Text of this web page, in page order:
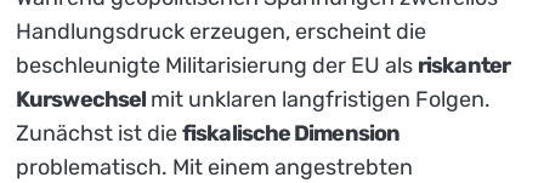
Handlungsdruck erzeugen, erscheint die
beschleunigte Militarisierung der EU als riskanter
Kurswechsel mit unklaren langfristigen Folgen.
Zunächst ist diefiskalische Dimension
problematisch. Mit einem angestrebten